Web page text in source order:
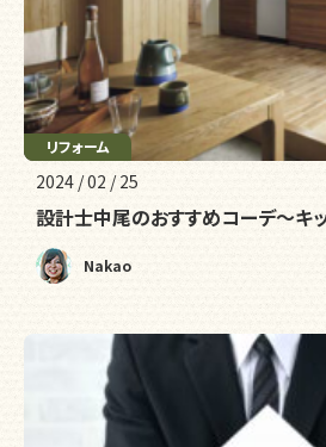
リフォーム
2024 / 02 / 25
設計士中尾のおすすめコーデ～キ
Nakao